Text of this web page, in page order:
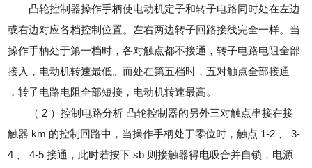
凸轮控制器操作手柄使电动机定子和转子电路同时处在左边
或右边对应各档控制位置。左右两边转子回路接线完全一样。当
操作手柄处于第一档时，各对触点都不接通，转子电路电阻全部
接入，电动机转速最低。而处在第五档时，五对触点全部接通
，转子电路电阻全部短接，电动机转速最高。
（ 2 ）控制电路分析 凸轮控制器的另外三对触点串接在接
触器 km 的控制回路中，当操作手柄处于零位时，触点 1-2 、 3-
4 、 4-5 接通，此时若按下 sb 则接触器得电吸合并自锁，电源